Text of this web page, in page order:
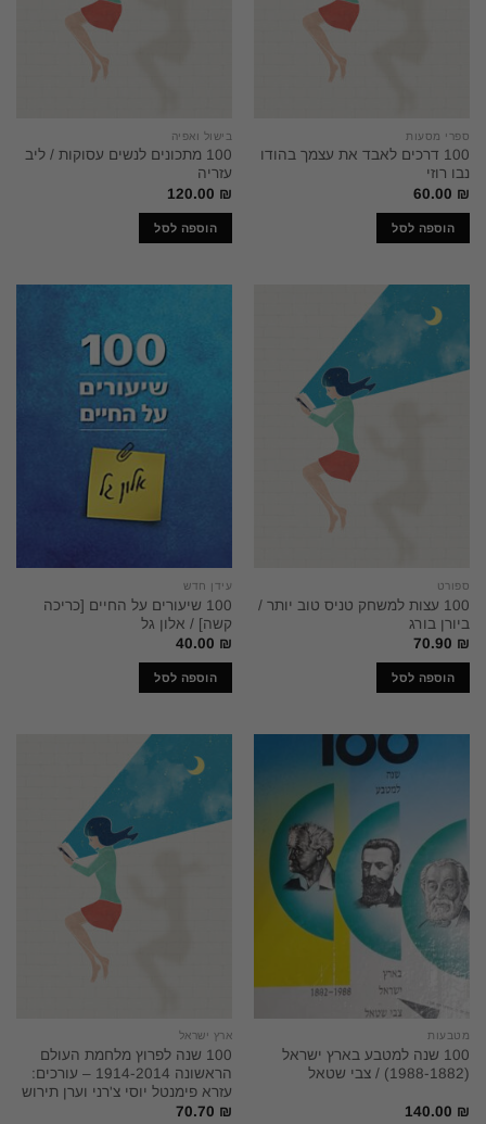
ספרי מסעות
100 דרכים לאבד את עצמך בהודו
נבו רוזי
60.00 ₪
הוספה לסל
בישול ואפיה
100 מתכונים לנשים עסוקות / ליב
עזריה
120.00 ₪
הוספה לסל
ספורט
100 עצות למשחק טניס טוב יותר /
ביורן בורג
70.90 ₪
הוספה לסל
עידן חדש
100 שיעורים על החיים [כריכה
קשה] / אלון גל
40.00 ₪
הוספה לסל
מטבעות
100 שנה למטבע בארץ ישראל
(1988-1882) / צבי שטאל
140.00 ₪
ארץ ישראל
100 שנה לפרוץ מלחמת העולם
הראשונה 1914-2014 – עורכים:
עזרא פימנטל יוסי צ'רני וערן תירוש
70.70 ₪